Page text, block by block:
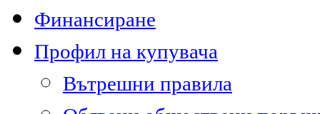
Финансиране
Профил на купувача
Вътрешни правила